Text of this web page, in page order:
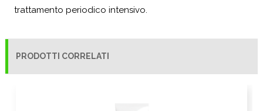
trattamento periodico intensivo.
PRODOTTI CORRELATI